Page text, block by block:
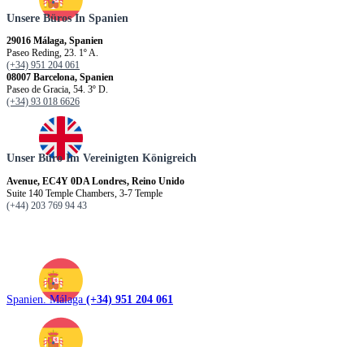
Unsere Büros In Spanien
29016 Málaga, Spanien
Paseo Reding, 23. 1º A.
(+34) 951 204 061
08007 Barcelona, Spanien
Paseo de Gracia, 54. 3º D.
(+34) 93 018 6626
Unser Büro Im Vereinigten Königreich
Avenue, EC4Y 0DA Londres, Reino Unido
Suite 140 Temple Chambers, 3-7 Temple
(+44) 203 769 94 43
Spanien. Málaga (+34) 951 204 061